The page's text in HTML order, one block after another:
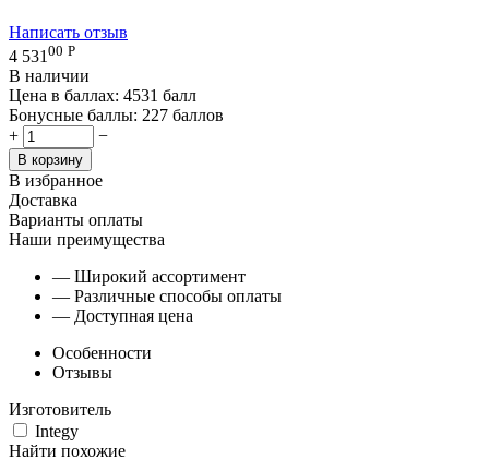
Написать отзыв
4 531 00 Р
В наличии
Цена в баллах: 4531 балл
Бонусные баллы: 227 баллов
+
−
В корзину
В избранное
Доставка
Варианты оплаты
Наши преимущества
— Широкий ассортимент
— Различные способы оплаты
— Доступная цена
Особенности
Отзывы
Изготовитель
Integy
Найти похожие